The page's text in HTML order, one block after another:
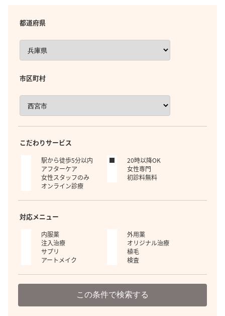
都道府県
市区町村
こだわりサービス
駅から徒歩5分以内
20時以降OK
アフターケア
女性専門
女性スタッフのみ
初診料無料
オンライン診療
対応メニュー
内服薬
外用薬
注入治療
オリジナル治療
サプリ
植毛
アートメイク
検査
この条件で検索する